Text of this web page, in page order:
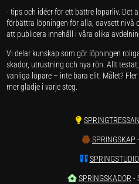
- tips och idéer för ett bättre löparliv. Det
förbättra löpningen för alla, oavsett nivå
att publicera innehåll i våra olika
Vi delar kunskap som gör löpningen
skador, utrustning och nya rön. Allt
vanliga löpare – inte bara elit. Målet?
mer glädje i varje steg.
SPRINGSKAP
SPRINGSKADOR -